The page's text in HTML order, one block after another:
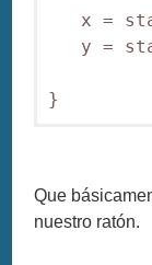
x =
y =
Que
nuestro ratón.